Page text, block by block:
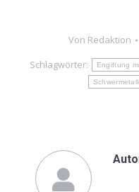
Von Redaktion
Schlagwörter:
Engiftung